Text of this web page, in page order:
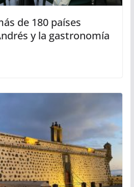
de 180 países
y la gastronomía